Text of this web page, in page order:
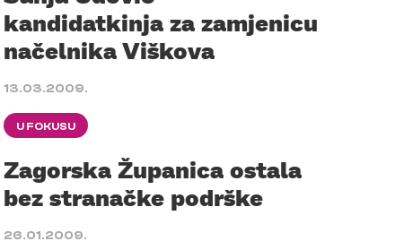
kandidatkinja za zamjenicu
načelnika Viškova
13.03.2009.
U FOKUSU
Zagorska Županica ostala
bez stranačke podrške
26.01.2009.